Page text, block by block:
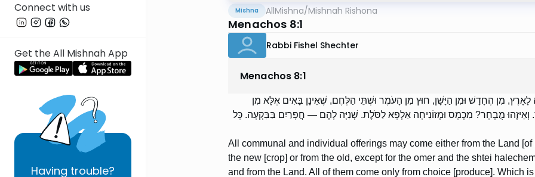
Connect with us
Get the All Mishnah App
Having trouble?
Mishna AllMishna/Mishnah Rishona
Menachos 8:1
Rabbi Fishel Shechter
Menachos 8:1
לָאָרֶץ, מִן הֶחָדָשׁ וּמִן הַיָּשָׁן, חוּץ מִן הָעֹמֶר וּשְׁתֵּי הַלֶּחֶם, שֶׁאֵינָן בָּאִים אֶלָּא מִן
וְאֵיזֶהוּ מֻבְחָר? מִכְמָס וּמְזוֹנִיחָה אַלְפָא לַסֹּלֶת. שְׁנִיָּה לָהֶם — חֲפָרַיִם בַּבִּקְעָה. כָּל
All communal and individual offerings may come either from the Land
the new [crop] or from the old, except for the omer and the shtei
and from the Land. All of them come only from choice [produce]. Which